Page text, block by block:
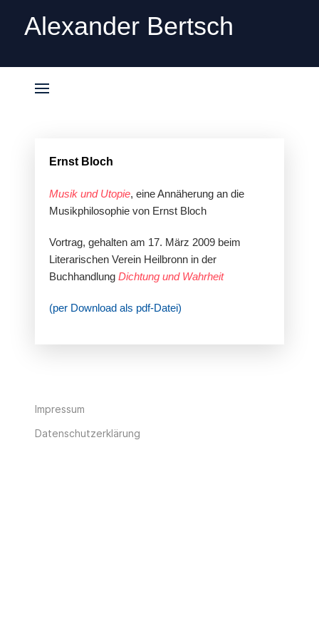
Alexander Bertsch
Ernst Bloch
Musik und Utopie, eine Annäherung an die
Musikphilosophie von Ernst Bloch
Vortrag, gehalten am 17. März 2009 beim
Literarischen Verein Heilbronn in der
Buchhandlung Dichtung und Wahrheit
(per Download als pdf-Datei)
Impressum
Datenschutzerklärung